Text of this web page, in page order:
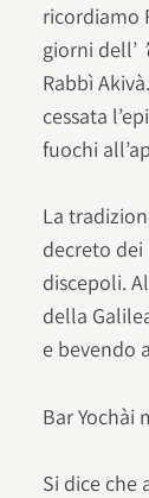
ricordiamo
giorni dell’
Rabbì
cessata
fuochi
La
decreto
discepoli.
della
e bevendo
Bar Yochài
Si dice che